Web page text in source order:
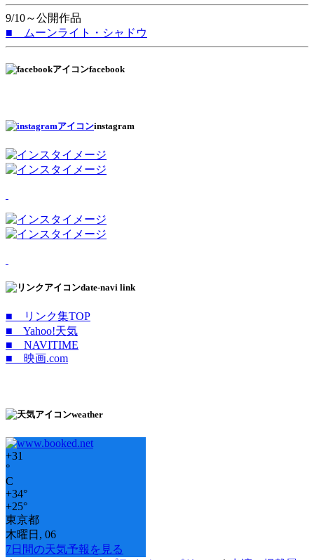
9/10～公開作品
■ ムーンライト・シャドウ
facebook
instagram
date-navi link
■ リンク集TOP
■ Yahoo!天気
■ NAVITIME
■ 映画.com
weather
+31
°
C
+34°
+25°
東京都
木曜日, 06
7日間の天気予報を見る